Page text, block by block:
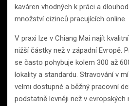
kaváren vhodných k práci a
množství cizinců pracujících online.
V praxi lze v Chiang Mai najít
nižší částky než v západní Evropě.
se často pohybuje kolem 300 až
lokality a standardu. Stravování v
velmi dostupné a běžný pracovní
podstatně levněji než v evropských